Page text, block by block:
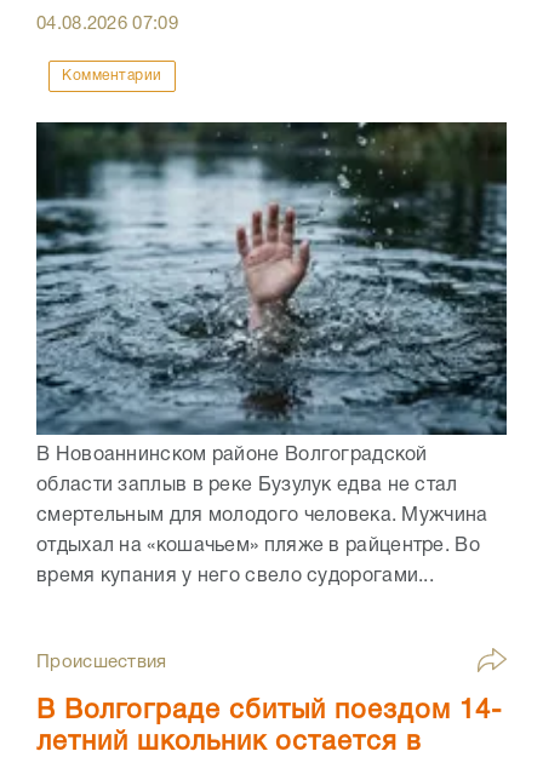
04.08.202607:09
Комментарии
В Новоаннинском районе Волгоградской
области заплыв в реке Бузулук едва не стал
смертельным для молодого человека. Мужчина
отдыхал на «кошачьем» пляже в райцентре. Во
время купания у него свело судорогами...
Происшествия
В Волгограде сбитый поездом 14-
летний школьник остается в